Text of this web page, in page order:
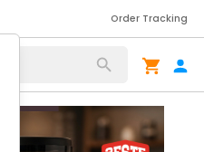
Order Tracking